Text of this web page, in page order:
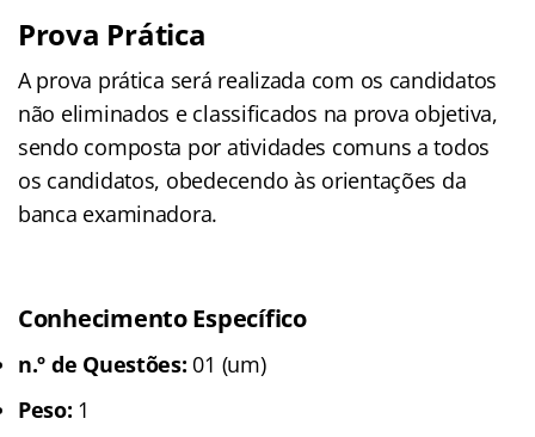
Prova Prática
A prova prática será realizada com os candidatos
não eliminados e classificados na prova objetiva,
sendo composta por atividades comuns a todos
os candidatos, obedecendo às orientações da
banca examinadora.
Conhecimento Específico
n.º de Questões: 01 (um)
Peso: 1